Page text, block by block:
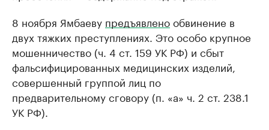
8 ноября Ямбаеву предъявленообвинение в
двух тяжких преступлениях. Это особо крупное
мошенничество (ч. 4 ст. 159 УК РФ) и сбыт
фальсифицированных медицинских изделий,
совершенный группой лиц по
предварительному сговору (п. «а» ч. 2 ст. 238.1
УК РФ).